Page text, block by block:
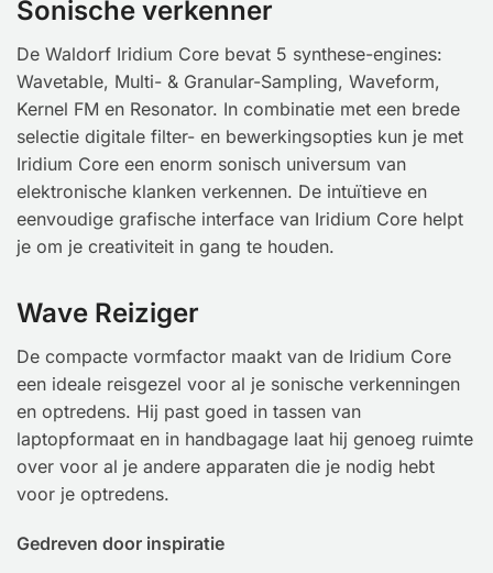
Sonische verkenner
De Waldorf Iridium Core bevat 5 synthese-engines:
Wavetable, Multi- & Granular-Sampling, Waveform,
Kernel FM en Resonator. In combinatie met een brede
selectie digitale filter- en bewerkingsopties kun je met
Iridium Core een enorm sonisch universum van
elektronische klanken verkennen. De intuïtieve en
eenvoudige grafische interface van Iridium Core helpt
je om je creativiteit in gang te houden.
Wave Reiziger
De compacte vormfactor maakt van de Iridium Core
een ideale reisgezel voor al je sonische verkenningen
en optredens. Hij past goed in tassen van
laptopformaat en in handbagage laat hij genoeg ruimte
over voor al je andere apparaten die je nodig hebt
voor je optredens.
Gedreven door inspiratie